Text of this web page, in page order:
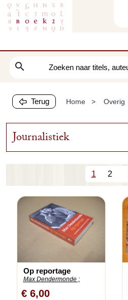
search
Terug Home Overig
Journalistiek
1 2
Op reportage
Max Dendermonde ;
€ 6,00